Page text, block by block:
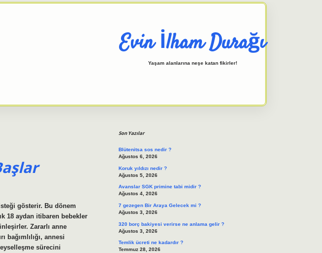
Evin İlham Durağı
Yaşam alanlarına neşe katan fikirler!
gösterir. Bu dönem
18 aydan itibaren bebekler
Zararlı anne
bağımlılığı, annesi
sürecini
Son Yazılar
Blütenitsa sos nedir ?
Ağustos 6, 2026
Koruk yıldızı nedir ?
Ağustos 5, 2026
Avanslar SGK primine tabi midir ?
Ağustos 4, 2026
7 gezegen Bir Araya Gelecek mi ?
Ağustos 3, 2026
320 borç bakiyesi verirse ne anlama gelir ?
Ağustos 3, 2026
Temlik ücreti ne kadardır ?
Temmuz 28, 2026